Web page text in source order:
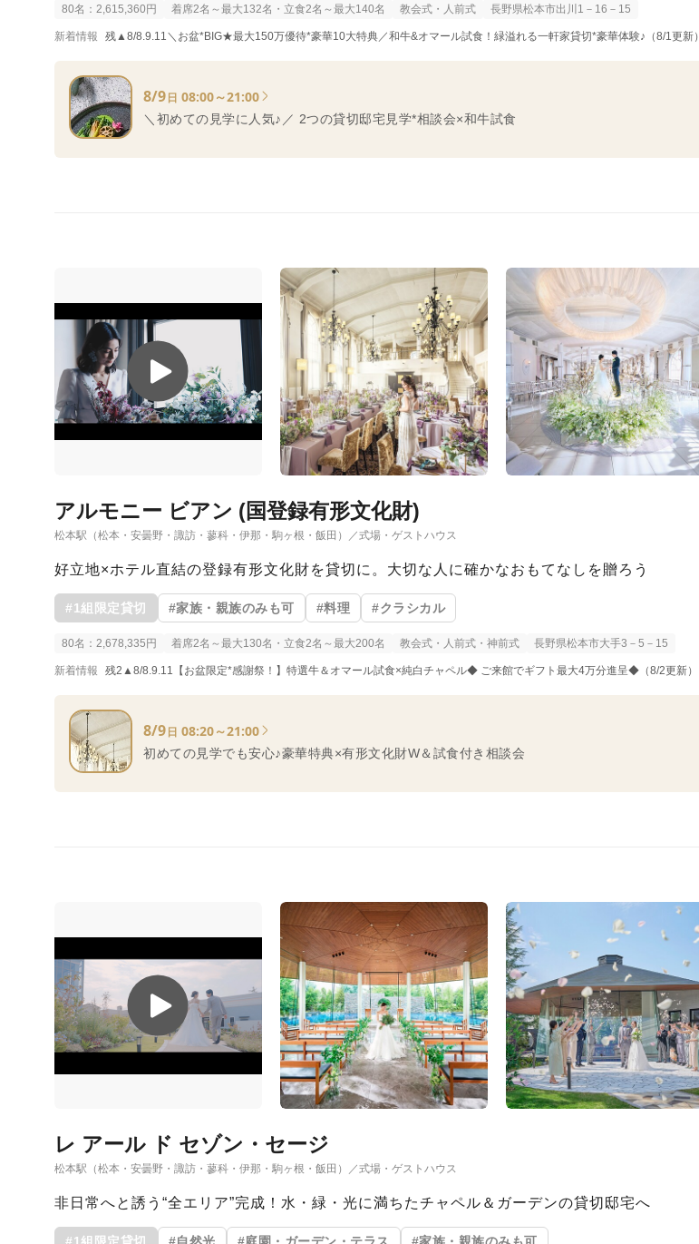
80名：2,615,360円 着席2名～最大132名・立食2名～最大140名 教会式・人前式 長野県松本市出川1－16－15
新着情報 残▲8/8.9.11＼お盆*BIG★最大150万優待*豪華10大特典／和牛&オマール試食！緑溢れる一軒家貸切*豪華体験♪（8/1更新）
8/9日 08:00～21:00
＼初めての見学に人気♪／ 2つの貸切邸宅見学*相談会×和牛試食
アルモニー ビアン (国登録有形文化財)
松本駅（松本・安曇野・諏訪・蓼科・伊那・駒ヶ根・飯田）／式場・ゲストハウス
好立地×ホテル直結の登録有形文化財を貸切に。大切な人に確かなおもてなしを贈ろう
#1組限定貸切 #家族・親族のみも可 #料理 #クラシカル
80名：2,678,335円 着席2名～最大130名・立食2名～最大200名 教会式・人前式・神前式 長野県松本市大手3－5－15
新着情報 残2▲8/8.9.11【お盆限定*感謝祭！】特選牛＆オマール試食×純白チャペル◆ ご来館でギフト最大4万分進呈◆（8/2更新）
8/9日 08:20～21:00
初めての見学でも安心♪豪華特典×有形文化財W＆試食付き相談会
レ アール ド セゾン・セージ
松本駅（松本・安曇野・諏訪・蓼科・伊那・駒ヶ根・飯田）／式場・ゲストハウス
非日常へと誘う“全エリア”完成！水・緑・光に満ちたチャペル＆ガーデンの貸切邸宅へ